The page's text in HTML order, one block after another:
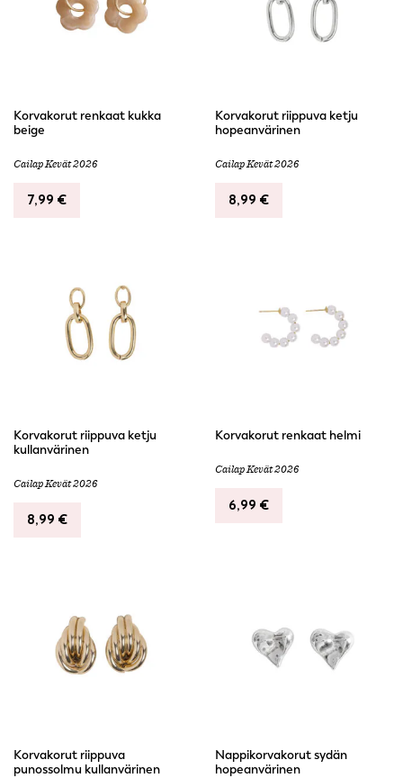
Korvakorut renkaat kukka
beige
Cailap Kevät 2026
7,99 €
Korvakorut riippuva ketju
hopeanvärinen
Cailap Kevät 2026
8,99 €
Korvakorut riippuva ketju
kullanvärinen
Cailap Kevät 2026
8,99 €
Korvakorut renkaat helmi
Cailap Kevät 2026
6,99 €
Korvakorut riippuva
punossolmu kullanvärinen
Nappikorvakorut sydän
hopeanvärinen